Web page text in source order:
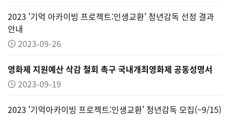
2023 '기억 아카이빙 프로젝트:인생교환' 청년감독 선정 결과
안내
2023-09-26
영화제 지원예산 삭감 철회 촉구 국내개최영화제 공동성명서
2023-09-19
2023 '기억아카이빙 프로젝트:인생교환' 청년감독 모집(~9/15)